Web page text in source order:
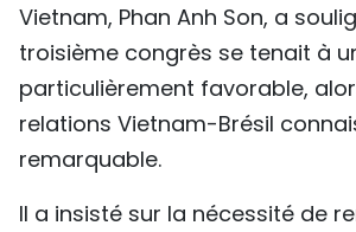
Vietnam, Phan Anh Son, a
troisième congrès se tenait à
particulièrement favorable,
relations Vietnam-Brésil
remarquable.
Il a insisté sur la nécessité de